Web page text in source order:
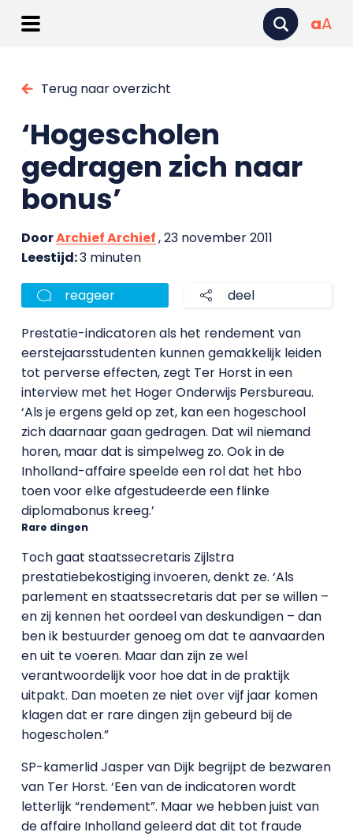
aA
Terug naar overzicht
‘Hogescholen
gedragen zich naar
bonus’
DoorArchief Archief, 23 november 2011
Leestijd:3 minuten
reageer deel
Prestatie-indicatoren als het rendement van
eerstejaarsstudenten kunnen gemakkelijk leiden
tot perverse effecten, zegt Ter Horst in een
interview met het Hoger Onderwijs Persbureau.
‘Als je ergens geld op zet, kan een hogeschool
zich daarnaar gaan gedragen. Dat wil niemand
horen, maar dat is simpelweg zo. Ook in de
Inholland-affaire speelde een rol dat het hbo
toen voor elke afgestudeerde een flinke
diplomabonus kreeg.’
Rare dingen
Toch gaat staatssecretaris Zijlstra
prestatiebekostiging invoeren, denkt ze. ‘Als
parlement en staatssecretaris dat per se willen –
en zij kennen het oordeel van deskundigen – dan
ben ik bestuurder genoeg om dat te aanvaarden
en uit te voeren. Maar dan zijn ze wel
verantwoordelijk voor hoe dat in de praktijk
uitpakt. Dan moeten ze niet over vijf jaar komen
klagen dat er rare dingen zijn gebeurd bij de
hogescholen.”
SP-kamerlid Jasper van Dijk begrijpt de bezwaren
van Ter Horst. ‘Een van de indicatoren wordt
letterlijk “rendement”. Maar we hebben juist van
de affaire Inholland geleerd dat dit tot fraude